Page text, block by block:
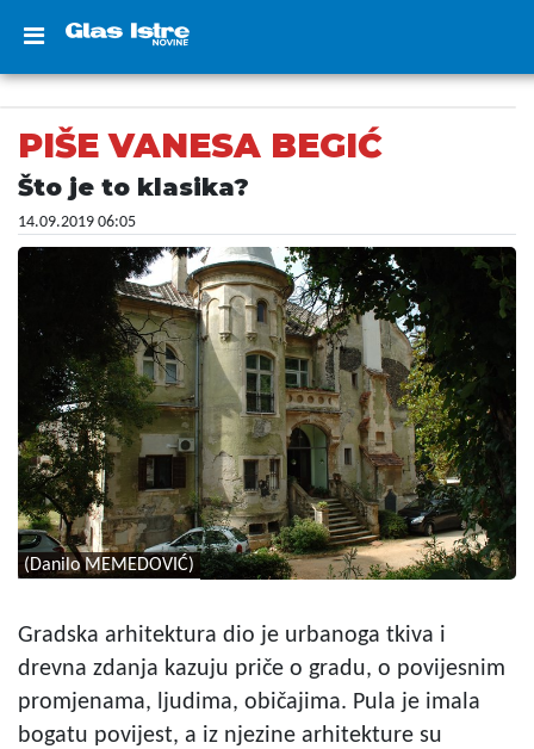
PIŠE VANESA BEGIĆ
Što je to klasika?
14.09.2019 06:05
(Danilo MEMEDOVIĆ)
Gradska arhitektura dio je urbanoga tkiva i
drevna zdanja kazuju priče o gradu, o povijesnim
promjenama, ljudima, običajima. Pula je imala
bogatu povijest, a iz njezine arhitekture su